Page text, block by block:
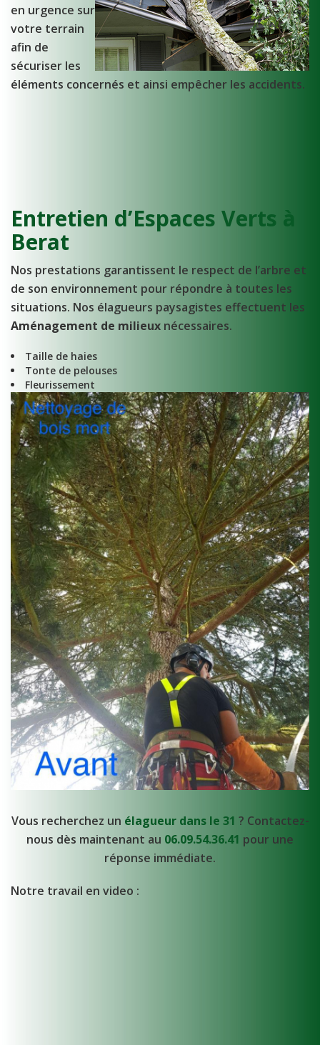
en urgence sur
votre terrain
afin de
sécuriser les
éléments concernés et ainsi empêcher les accidents.
Entretien d’Espaces Verts à
Berat
Nos prestations garantissent le respect de l’arbre et
de son environnement pour répondre à toutes les
situations. Nos élagueurs paysagistes effectuent les
Aménagement de milieux nécessaires.
Taille de haies
Tonte de pelouses
Fleurissement
Vous recherchez un élagueur dans le 31 ? Contactez-
nous dès maintenant au 06.09.54.36.41 pour une
réponse immédiate.
Notre travail en video :